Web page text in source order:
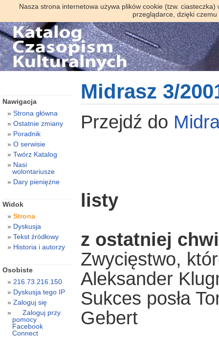
Nasza strona internetowa używa plików cookie (tzw.
przeglądarce, dzięki
Midrasz 3/
Przejdź do
listy
z ostatniej
Zwycięstwo,
Aleksander
Sukces posła
Gebert
Nawigacja
Strona główna
Ostatnie zmiany
Poradnik
O serwisie
Twórz Katalog
Nasi
wolontariusze
Dary pieniężne
Widok
Strona
Dyskusja
Tekst źródłowy
Historia i autorzy
Osobiste
216.73.216.150
Dyskusja tego IP
Zaloguj się
Zaloguj przy
pomocy
Facebook
Connect